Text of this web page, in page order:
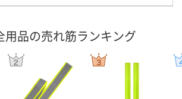
用品の売れ筋ランキング